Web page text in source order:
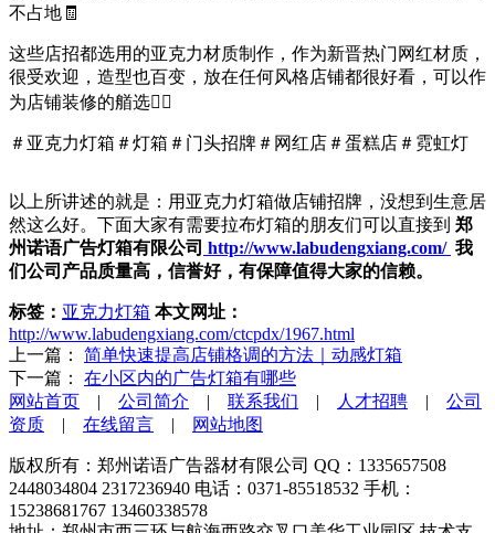
不占地🧾
这些店招都选用的亚克力材质制作，作为新晋热门网红材质，
很受欢迎，造型也百变，放在任何风格店铺都很好看，可以作
为店铺装修的艏选☝🏻️
＃亚克力灯箱＃灯箱＃门头招牌＃网红店＃蛋糕店＃霓虹灯
以上所讲述的就是：用亚克力灯箱做店铺招牌，没想到生意居
然这么好。下面大家有需要拉布灯箱的朋友们可以直接到 郑
州诺语广告灯箱有限公司 http://www.labudengxiang.com/ 我
们公司产品质量高，信誉好，有保障值得大家的信赖。
标签： 亚克力灯箱 本文网址：
http://www.labudengxiang.com/ctcpdx/1967.html
上一篇： 简单快速提高店铺格调的方法｜动感灯箱
下一篇： 在小区内的广告灯箱有哪些
网站首页 | 公司简介 | 联系我们 | 人才招聘 | 公司
资质 | 在线留言 | 网站地图
版权所有：郑州诺语广告器材有限公司 QQ：1335657508
2448034804 2317236940 电话：0371-85518532 手机：
15238681767 13460338578